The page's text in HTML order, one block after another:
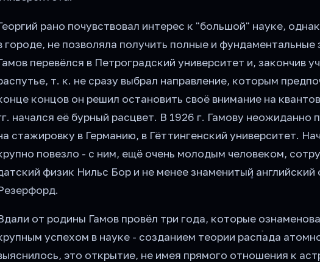
рано почувствовал интерес к "большой" науке,
городе, не позволяла получить полные и фундаментальные
перевёлся в Петроградский университет и, закончив
т. к. не сразу выбрал направление, которым
концов он решил остановить своё внимание на
начался её бурный расцвет. В 1926 г. Гамову неожиданно
стажировку в Германию, в Гёттингенский университет.
повезло - с ним, ещё очень молодым человеком,
физик Нильс Бор и не менее знаменитый английский
от родины Гамов провёл три года, которые
успехом в науке - созданием теории распада
это открытие, не имея прямого отношения к